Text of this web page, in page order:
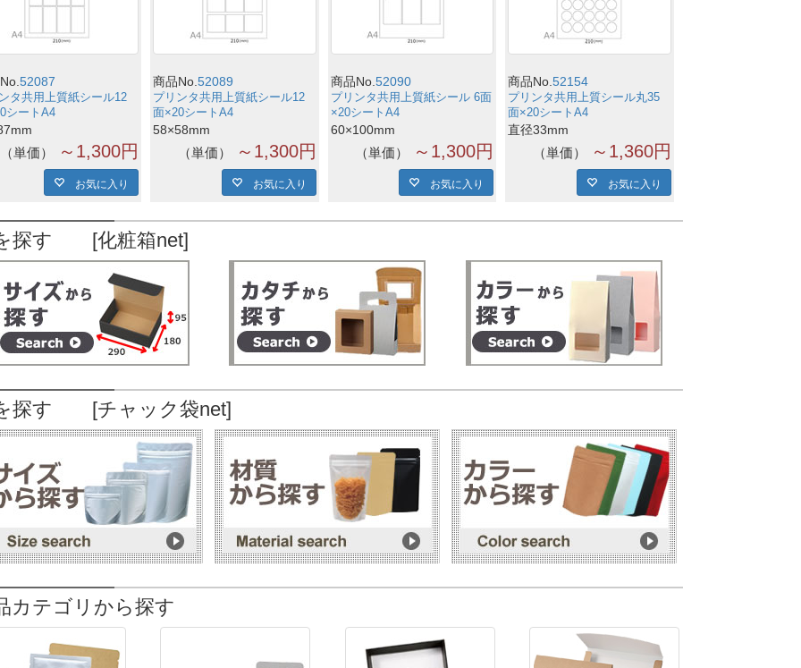
52087
タ共用上質紙シール12
シートA4
単価 ～1,300円
お気に入り
商品No.52089
プリンタ共用上質紙シール12
面×20シートA4
58×58mm
単価 ～1,300円
お気に入り
商品No.52090
プリンタ共用上質紙シール 6面
×20シートA4
60×100mm
単価 ～1,300円
お気に入り
商品No.52154
プリンタ共用上質シール丸35
面×20シートA4
直径33mm
単価 ～1,360円
お気に入り
探す [化粧箱net]
探す [チャック袋net]
カテゴリから探す